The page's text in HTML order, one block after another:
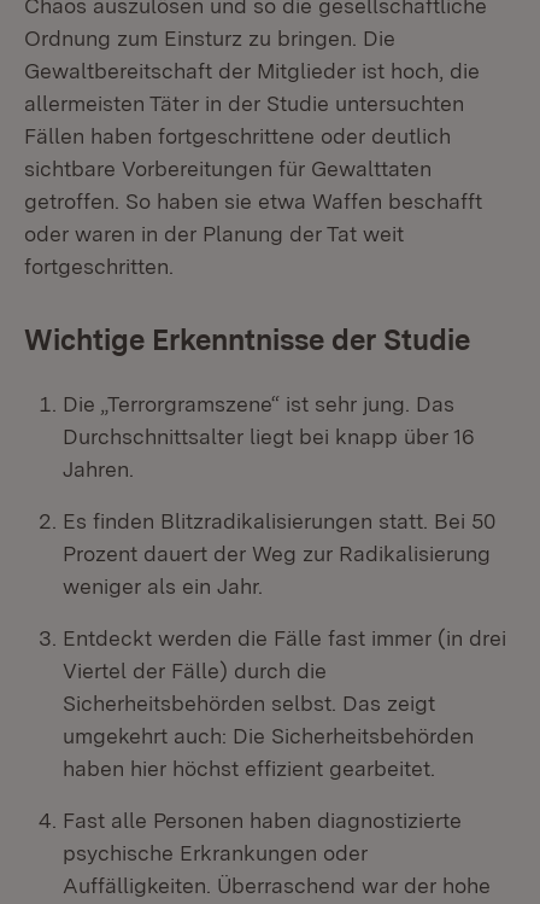
Chaos auszulösen und so die gesellschaftliche
Ordnung zum Einsturz zu bringen. Die
Gewaltbereitschaft der Mitglieder ist hoch, die
allermeisten Täter in der Studie untersuchten
Fällen haben fortgeschrittene oder deutlich
sichtbare Vorbereitungen für Gewalttaten
getroffen. So haben sie etwa Waffen beschafft
oder waren in der Planung der Tat weit
fortgeschritten.
Wichtige Erkenntnisse der Studie
Die „Terrorgramszene“ ist sehr jung. Das
Durchschnittsalter liegt bei knapp über 16
Jahren.
Es finden Blitzradikalisierungen statt. Bei 50
Prozent dauert der Weg zur Radikalisierung
weniger als ein Jahr.
Entdeckt werden die Fälle fast immer (in drei
Viertel der Fälle) durch die
Sicherheitsbehörden selbst. Das zeigt
umgekehrt auch: Die Sicherheitsbehörden
haben hier höchst effizient gearbeitet.
Fast alle Personen haben diagnostizierte
psychische Erkrankungen oder
Auffälligkeiten. Überraschend war der hohe